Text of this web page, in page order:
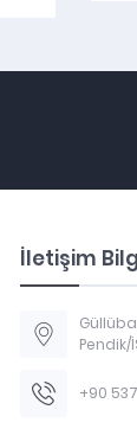
İletişim
Pendik/
+90